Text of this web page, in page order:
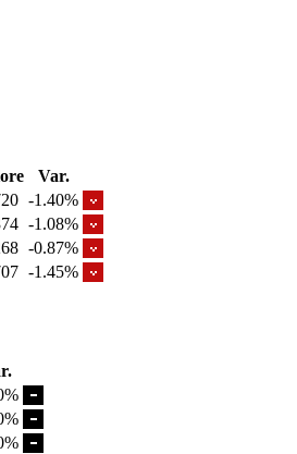
Var.
-1.40%
-1.08%
-0.87%
-1.45%